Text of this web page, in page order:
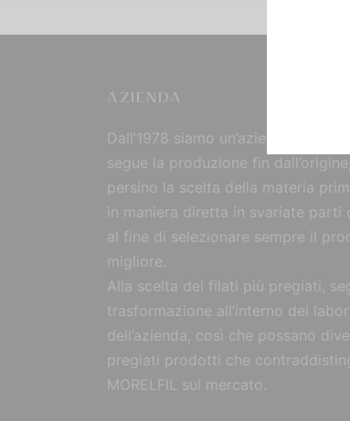
AZIENDA
Dall’1978 siamo un’azienda
segue la produzione fin
persino la scelta della materia
in maniera diretta in svariate parti
al fine di selezionare sempre il
migliore.
Alla scelta dei filati più pregiati,
trasformazione all’interno dei
dell’azienda, così che possano
pregiati prodotti che
MORELFIL sul mercato.